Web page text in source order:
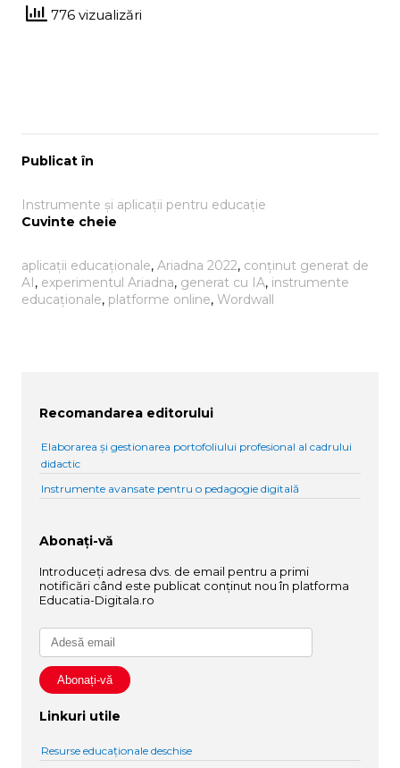
776 vizualizări
Publicat în
Instrumente și aplicații pentru educație
Cuvinte cheie
aplicații educaționale, Ariadna 2022, conținut generat de
AI, experimentul Ariadna, generat cu IA, instrumente
educaționale, platforme online, Wordwall
Recomandarea editorului
Elaborarea și gestionarea portofoliului profesional al cadrului
didactic
Instrumente avansate pentru o pedagogie digitală
Abonați-vă
Introduceți adresa dvs. de email pentru a primi
notificări când este publicat conținut nou în platforma
Educatia-Digitala.ro
Linkuri utile
Resurse educaționale deschise